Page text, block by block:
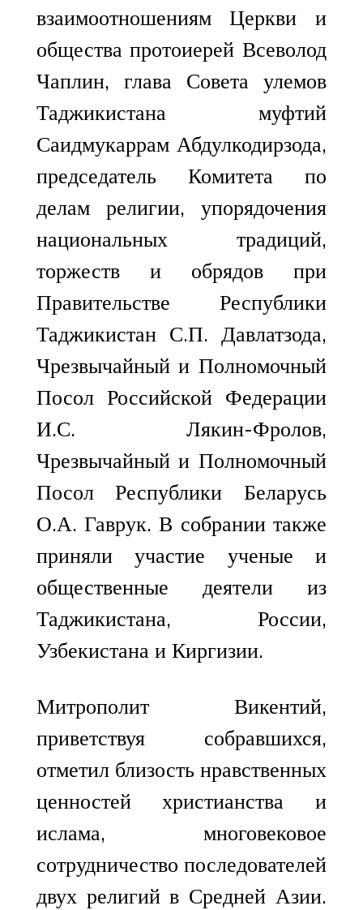
взаимоотношениям Церкви и
общества протоиерей Всеволод
Чаплин, глава Совета улемов
Таджикистана муфтий
Саидмукаррам Абдулкодирзода,
председатель Комитета по
делам религии, упорядочения
национальных традиций,
торжеств и обрядов при
Правительстве Республики
Таджикистан С.П. Давлатзода,
Чрезвычайный и Полномочный
Посол Российской Федерации
И.С. Лякин-Фролов,
Чрезвычайный и Полномочный
Посол Республики Беларусь
О.А. Гаврук. В собрании также
приняли участие ученые и
общественные деятели из
Таджикистана, России,
Узбекистана и Киргизии.
Митрополит Викентий,
приветствуя собравшихся,
отметил близость нравственных
ценностей христианства и
ислама, многовековое
сотрудничество последователей
двух религий в Средней Азии.